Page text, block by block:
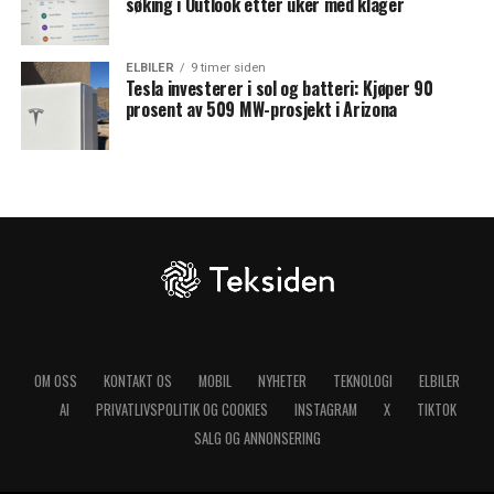
ELBILER 9 timer siden
Tesla investerer i sol og batteri: Kjøper 90
prosent av 509 MW-prosjekt i Arizona
OM OSS KONTAKT OS MOBIL NYHETER TEKNOLOGI
ELBILER
AI
PRIVATLIVSPOLITIK OG COOKIES INSTAGRAM X
TIKTOK
SALG OG ANNONSERING